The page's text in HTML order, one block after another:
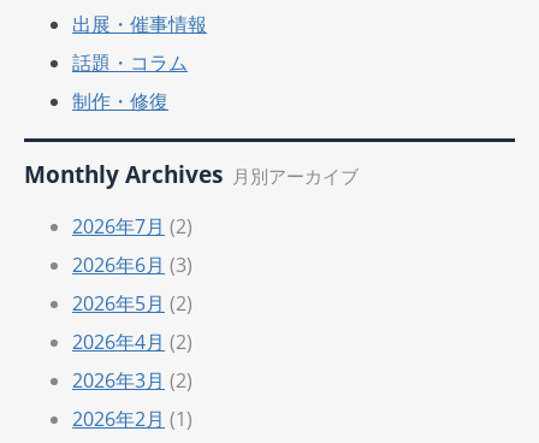
出展・催事情報
話題・コラム
制作・修復
Monthly Archives 月別アーカイブ
2026年7月 (2)
2026年6月 (3)
2026年5月 (2)
2026年4月 (2)
2026年3月 (2)
2026年2月 (1)